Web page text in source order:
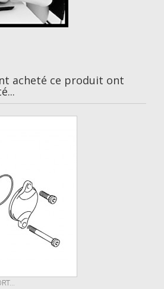
acheté ce produit ont